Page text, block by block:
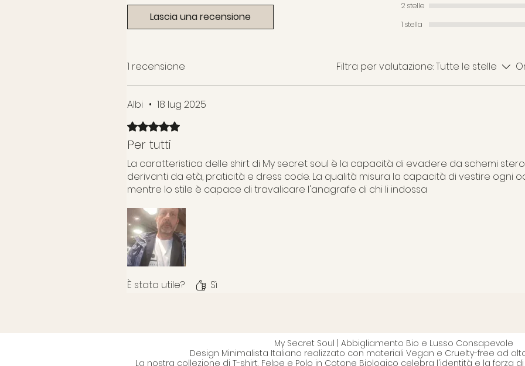
Lascia una recensione
2 stelle
1 stella
1 recensione Filtra per valutazione:Tutte le stelle
Albi • 18 lug 2025
Valutazione 5 stelle su 5.
Per tutti
La caratteristica delle shirt di My secret soul è la capacità di evadere da schemi
derivanti da età, praticità e dress code. La qualità misura la capacità di vestire ogni
mentre lo stile è capace di travalicare l'anagrafe di chi li indossa
È stata utile? Sì
My Secret Soul | Abbigliamento Bio e Lusso Consapevole
Design Minimalista Italiano realizzato con materiali Vegan e Cruelty-free ad
La nostra collezione di T-shirt, Felpe e Polo in Cotone Biologico celebra l'identità e la forza